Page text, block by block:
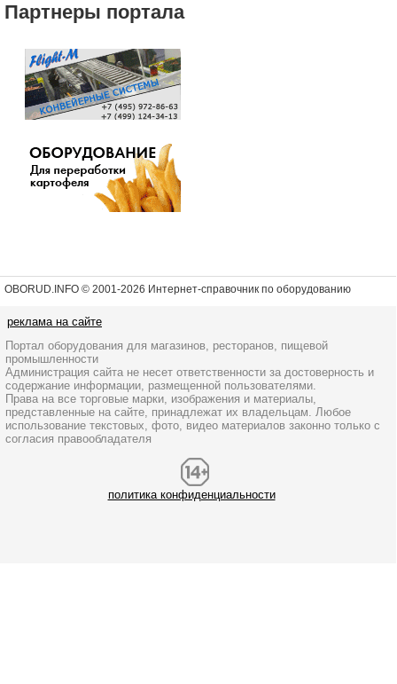
Партнеры портала
OBORUD.INFO © 2001-2026 Интернет-справочник по оборудованию
реклама на сайте
Портал оборудования для магазинов, ресторанов, пищевой
промышленности
Администрация сайта не несет ответственности за достоверность и
содержание информации, размещенной пользователями.
Права на все торговые марки, изображения и материалы,
представленные на сайте, принадлежат их владельцам. Любое
использование текстовых, фото, видео материалов законно только с
согласия правообладателя
политика конфиденциальности